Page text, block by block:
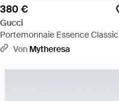
380 €
Gucci
Portemonnaie Essence Classic
Gg Aus Canvas - Schwarz
Von Mytheresa